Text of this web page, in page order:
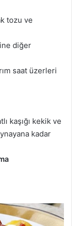
tozu ve
diğer
saat üzerleri
kaşığı kekik ve
kadar